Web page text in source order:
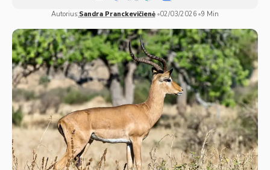
Autorius:Sandra Pranckevičienė 02/03/2026 9 Min